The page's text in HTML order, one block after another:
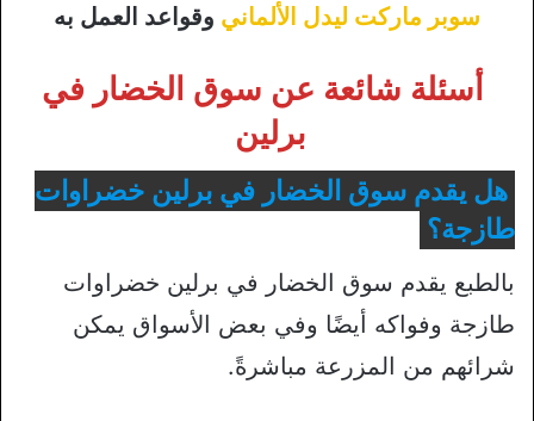
سوبر ماركت ليدل الألماني وقواعد العمل به
أسئلة شائعة عن سوق الخضار في
برلين
هل يقدم سوق الخضار في برلين خضراوات
طازجة؟
بالطبع يقدم سوق الخضار في برلين خضراوات
طازجة وفواكه أيضًا وفي بعض الأسواق يمكن
شرائهم من المزرعة مباشرةً.